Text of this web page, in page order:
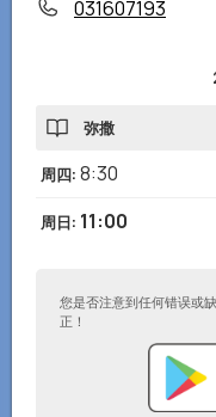
031607193
弥撒
周四: 8:30
周日: 11:00
您是否注意到任何错误或
正！